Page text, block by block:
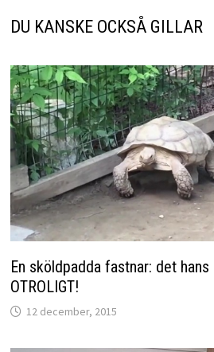
DU KANSKE OCKSÅ GILLAR
En sköldpadda fastnar: det
OTROLIGT!
12 december, 2015